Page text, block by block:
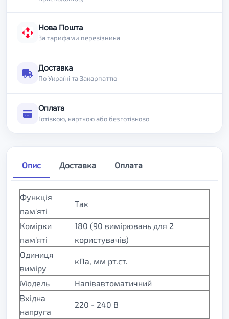
Нова Пошта
За тарифами перевізника
Доставка
По Україні та Закарпаттю
Оплата
Готівкою, карткою або безготівково
Опис Доставка Оплата
Функція
пам'яті
Так
Комірки
пам'яті
180 (90 вимірювань для 2
користувачів)
Одиниця
виміру
кПа, мм рт.ст.
Модель
Напівавтоматичний
Вхідна
напруга
220 - 240 В